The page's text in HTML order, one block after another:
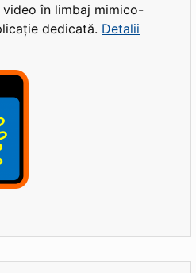
în limbaj mimico-
dedicată. Detalii